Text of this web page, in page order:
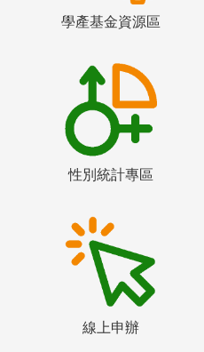
學產基金資源區
性別統計專區
線上申辦